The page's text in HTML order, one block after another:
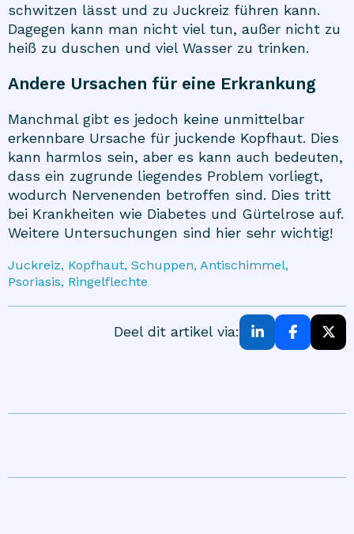
schwitzen lässt und zu Juckreiz führen kann.
Dagegen kann man nicht viel tun, außer nicht zu
heiß zu duschen und viel Wasser zu trinken.
Andere Ursachen für eine Erkrankung
Manchmal gibt es jedoch keine unmittelbar
erkennbare Ursache für juckende Kopfhaut. Dies
kann harmlos sein, aber es kann auch bedeuten,
dass ein zugrunde liegendes Problem vorliegt,
wodurch Nervenenden betroffen sind. Dies tritt
bei Krankheiten wie Diabetes und Gürtelrose auf.
Weitere Untersuchungen sind hier sehr wichtig!
Juckreiz, Kopfhaut, Schuppen, Antischimmel,
Psoriasis, Ringelflechte
Deel dit artikel via: